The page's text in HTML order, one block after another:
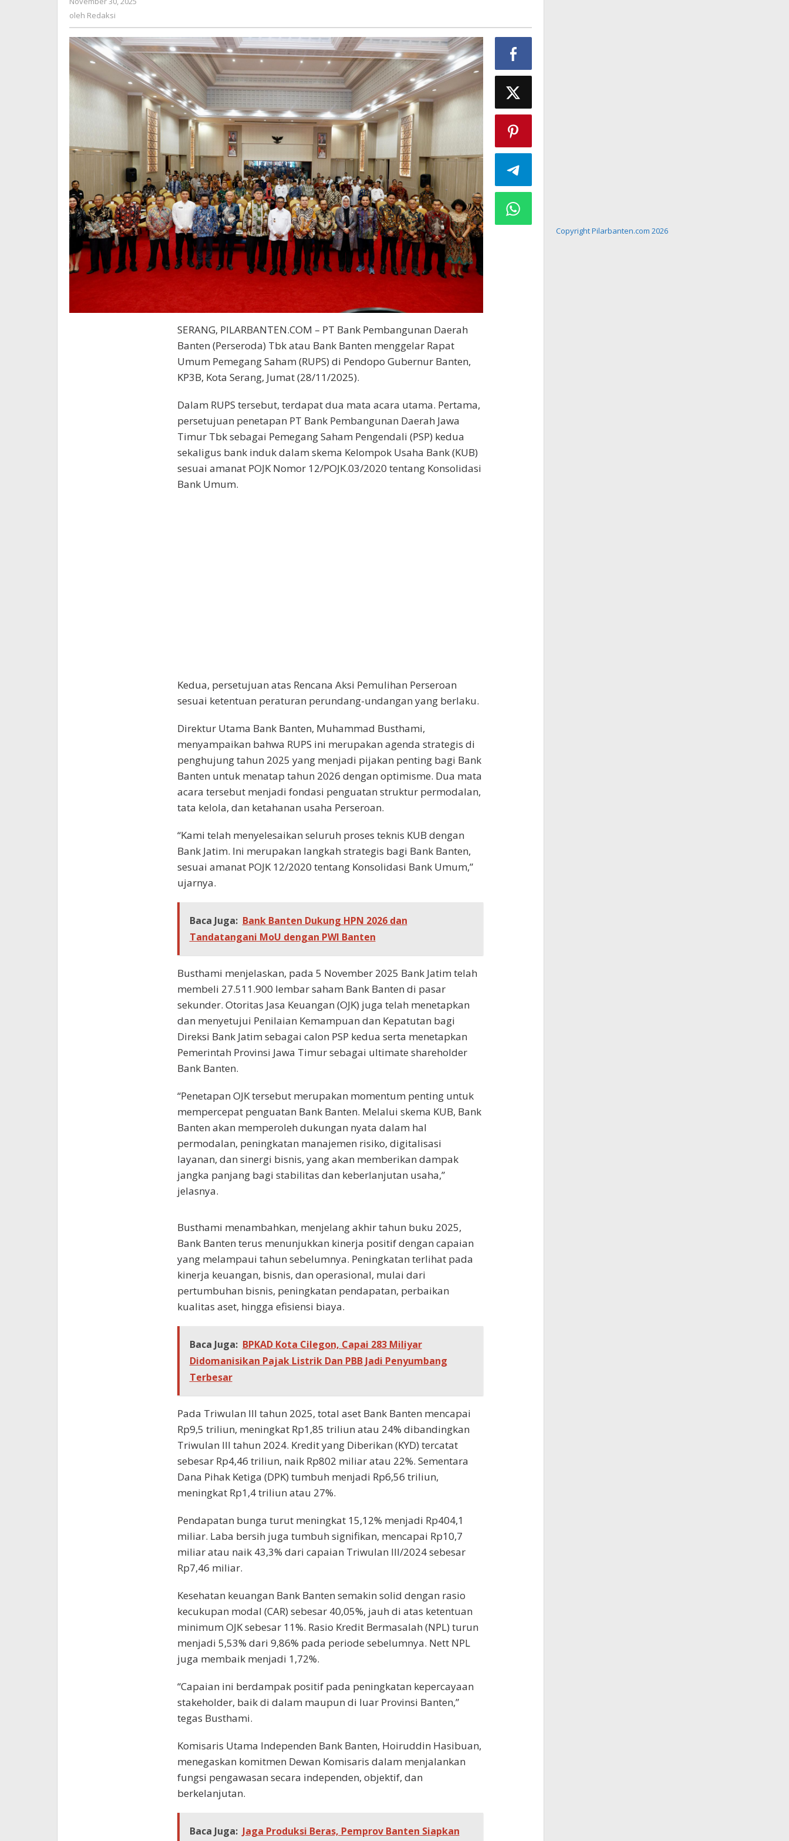
Signifikan
oleh Redaksi
SERANG, PILARBANTEN.COM – PT Bank Pembangunan Daerah
Banten (Perseroda) Tbk atau Bank Banten menggelar Rapat
Umum Pemegang Saham (RUPS) di Pendopo Gubernur Banten,
KP3B, Kota Serang, Jumat (28/11/2025).
Dalam RUPS tersebut, terdapat dua mata acara utama. Pertama,
persetujuan penetapan PT Bank Pembangunan Daerah Jawa
Timur Tbk sebagai Pemegang Saham Pengendali (PSP) kedua
sekaligus bank induk dalam skema Kelompok Usaha Bank (KUB)
sesuai amanat POJK Nomor 12/POJK.03/2020 tentang Konsolidasi
Bank Umum.
Kedua, persetujuan atas Rencana Aksi Pemulihan Perseroan
sesuai ketentuan peraturan perundang-undangan yang berlaku.
Direktur Utama Bank Banten, Muhammad Busthami,
menyampaikan bahwa RUPS ini merupakan agenda strategis di
penghujung tahun 2025 yang menjadi pijakan penting bagi Bank
Banten untuk menatap tahun 2026 dengan optimisme. Dua mata
acara tersebut menjadi fondasi penguatan struktur permodalan,
tata kelola, dan ketahanan usaha Perseroan.
“Kami telah menyelesaikan seluruh proses teknis KUB dengan
Bank Jatim. Ini merupakan langkah strategis bagi Bank Banten,
sesuai amanat POJK 12/2020 tentang Konsolidasi Bank Umum,”
ujarnya.
Baca Juga: Bank Banten Dukung HPN 2026 dan
Tandatangani MoU dengan PWI Banten
Busthami menjelaskan, pada 5 November 2025 Bank Jatim telah
membeli 27.511.900 lembar saham Bank Banten di pasar
sekunder. Otoritas Jasa Keuangan (OJK) juga telah menetapkan
dan menyetujui Penilaian Kemampuan dan Kepatutan bagi
Direksi Bank Jatim sebagai calon PSP kedua serta menetapkan
Pemerintah Provinsi Jawa Timur sebagai ultimate shareholder
Bank Banten.
“Penetapan OJK tersebut merupakan momentum penting untuk
mempercepat penguatan Bank Banten. Melalui skema KUB, Bank
Banten akan memperoleh dukungan nyata dalam hal
permodalan, peningkatan manajemen risiko, digitalisasi
layanan, dan sinergi bisnis, yang akan memberikan dampak
jangka panjang bagi stabilitas dan keberlanjutan usaha,”
jelasnya.
Busthami menambahkan, menjelang akhir tahun buku 2025,
Bank Banten terus menunjukkan kinerja positif dengan capaian
yang melampaui tahun sebelumnya. Peningkatan terlihat pada
kinerja keuangan, bisnis, dan operasional, mulai dari
pertumbuhan bisnis, peningkatan pendapatan, perbaikan
kualitas aset, hingga efisiensi biaya.
Baca Juga: BPKAD Kota Cilegon, Capai 283 Miliyar
Didomanisikan Pajak Listrik Dan PBB Jadi Penyumbang
Terbesar
Pada Triwulan III tahun 2025, total aset Bank Banten mencapai
Rp9,5 triliun, meningkat Rp1,85 triliun atau 24% dibandingkan
Triwulan III tahun 2024. Kredit yang Diberikan (KYD) tercatat
sebesar Rp4,46 triliun, naik Rp802 miliar atau 22%. Sementara
Dana Pihak Ketiga (DPK) tumbuh menjadi Rp6,56 triliun,
meningkat Rp1,4 triliun atau 27%.
Pendapatan bunga turut meningkat 15,12% menjadi Rp404,1
miliar. Laba bersih juga tumbuh signifikan, mencapai Rp10,7
miliar atau naik 43,3% dari capaian Triwulan III/2024 sebesar
Rp7,46 miliar.
Kesehatan keuangan Bank Banten semakin solid dengan rasio
kecukupan modal (CAR) sebesar 40,05%, jauh di atas ketentuan
minimum OJK sebesar 11%. Rasio Kredit Bermasalah (NPL) turun
menjadi 5,53% dari 9,86% pada periode sebelumnya. Nett NPL
juga membaik menjadi 1,72%.
“Capaian ini berdampak positif pada peningkatan kepercayaan
stakeholder, baik di dalam maupun di luar Provinsi Banten,”
tegas Busthami.
Komisaris Utama Independen Bank Banten, Hoiruddin Hasibuan,
menegaskan komitmen Dewan Komisaris dalam menjalankan
fungsi pengawasan secara independen, objektif, dan
berkelanjutan.
Baca Juga: Jaga Produksi Beras, Pemprov Banten Siapkan
Copyright Pilarbanten.com 2026